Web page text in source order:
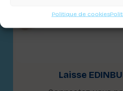
Politique de cookies
Laisse